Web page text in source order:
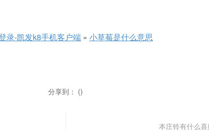
录-凯发k8手机客户端 » 小草莓是什么意思
分享到： ()
本庄铃有什么